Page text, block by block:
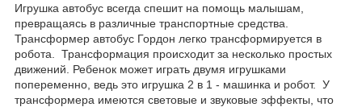
Игрушка автобус всегда спешит на помощь малышам,
превращаясь в различные транспортные средства.
Трансформер автобус Гордон легко трансформируется в
робота. Трансформация происходит за несколько простых
движений. Ребенок может играть двумя игрушками
попеременно, ведь это игрушка 2 в 1 - машинка и робот. У
трансформера имеются световые и звуковые эффекты, что